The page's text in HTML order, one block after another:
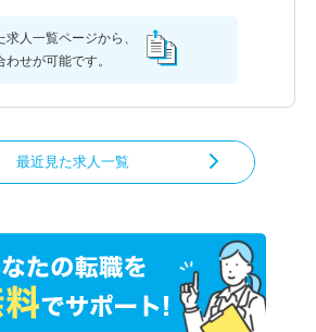
求人一覧ページから、
わせが可能です。
最近見た求人一覧